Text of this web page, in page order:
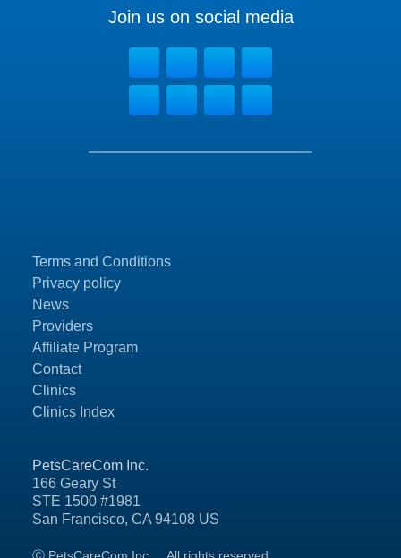
PetsCareCom Inc.
166 Geary St
STE 1500 #1981
San Francisco, CA 94108 US
Terms and Conditions
Privacy policy
News
Providers
Affiliate Program
Contact
Clinics
Clinics Index
Join us on social media